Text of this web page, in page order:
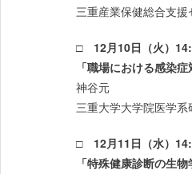
三重産業保健総合支
□ 12月10日（火）
「職場における感染症
神谷元
三重大学大学院医学系
□ 12月11日（水）
「特殊健康診断の生